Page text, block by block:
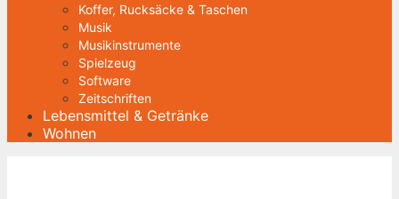
Koffer, Rucksäcke & Taschen
Musik
Musikinstrumente
Spielzeug
Software
Zeitschriften
Lebensmittel & Getränke
Wohnen